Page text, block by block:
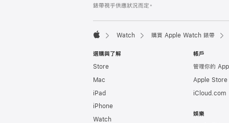
腳
腳
錶帶視乎供應狀況而定。
Watch 購買 Apple Watch 錶帶
選購與了解
Store
Mac
iPad
iPhone
Watch
帳戶
管理你的
Apple Store
iCloud.com
娛樂